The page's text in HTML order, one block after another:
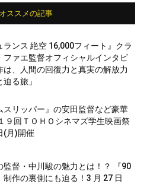
ススメの記事
ランス 絶空 16,000フィート』クラ
ファエ監督オフィシャルインタビ
は、人間の回復力と真実の解放力
る旅」
スリッパー』の安田監督など豪華
９回ＴＯＨＯシネマズ学生映画祭
(月)開催
監督・中川駿の魅力とは！？ 『90
制作の裏側にも迫る！3 月 27 日